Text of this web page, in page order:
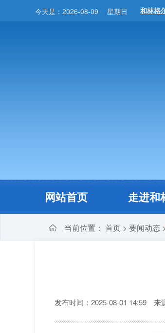
今天是： 2026-08-09 星期日
网站首页 走进和
当前位置： 首页 > 要闻动态 >
发布时间：2025-08-01 14:59 来